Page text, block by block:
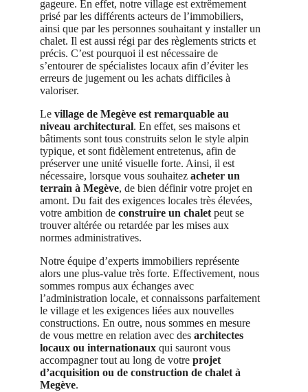
gageure. En effet, notre village est extrêmement
prisé par les différents acteurs de l’immobiliers,
ainsi que par les personnes souhaitant y installer un
chalet. Il est aussi régi par des règlements stricts et
précis. C’est pourquoi il est nécessaire de
s’entourer de spécialistes locaux afin d’éviter les
erreurs de jugement ou les achats difficiles à
valoriser.
Le village de Megève est remarquable au
niveau architectural. En effet, ses maisons et
bâtiments sont tous construits selon le style alpin
typique, et sont fidèlement entretenus, afin de
préserver une unité visuelle forte. Ainsi, il est
nécessaire, lorsque vous souhaitez acheter un
terrain à Megève, de bien définir votre projet en
amont. Du fait des exigences locales très élevées,
votre ambition de construire un chalet peut se
trouver altérée ou retardée par les mises aux
normes administratives.
Notre équipe d’experts immobiliers représente
alors une plus-value très forte. Effectivement, nous
sommes rompus aux échanges avec
l’administration locale, et connaissons parfaitement
le village et les exigences liées aux nouvelles
constructions. En outre, nous sommes en mesure
de vous mettre en relation avec des architectes
locaux ou internationaux qui sauront vous
accompagner tout au long de votre projet
d’acquisition ou de construction de chalet à
Megève.